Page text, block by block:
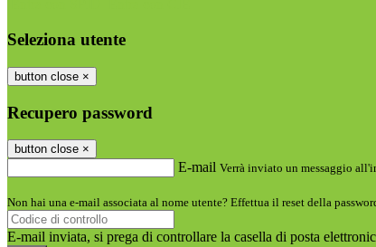
Seleziona utente
button close ×
Recupero password
button close ×
E-mail Verrà inviato un messaggio
Non hai una e-mail associata al nome utente? Effettua il reset della
E-mail inviata, si prega di controllare la casella di posta